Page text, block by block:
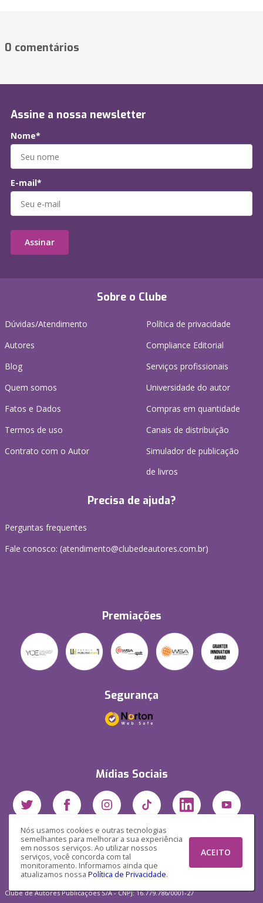
Nós usamos cookies e outras tecnologias
semelhantes para melhorar a sua experiência
em nossos serviços. Ao utilizar nossos
serviços, você concorda com tal
monitoramento. Informamos ainda que
atualizamos nossa Política de Privacidade.
ACEITO
0 comentários
Sobre o Clube
Dúvidas/Atendimento
Autores
Blog
Quem somos
Fatos e Dados
Termos de uso
Contrato com o Autor
Política de privacidade
Compliance Editorial
Serviços profissionais
Universidade do autor
Compras em quantidade
Canais de distribuição
Simulador de publicação
de livros
Precisa de ajuda?
Perguntas frequentes
Fale conosco: (atendimento@clubedeautores.com.br)
Premiações
Segurança
Mídias Sociais
Assine a nossa newsletter
Nome*
E-mail*
Assinar
Clube de Autores Publicações S/A - CNPJ: 16.779.786/0001-27